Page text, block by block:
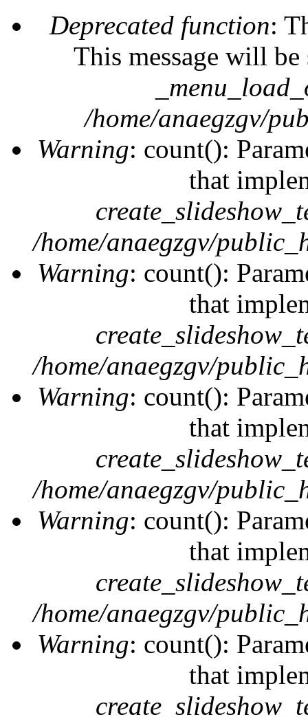
Deprecated function:
This message will
/home/anaegzgv/
Warning: count():
that
/home/anaegzgv/
Warning: count():
that
/home/anaegzgv/
Warning: count():
that
/home/anaegzgv/
Warning: count():
that
/home/anaegzgv/
Warning: count():
that